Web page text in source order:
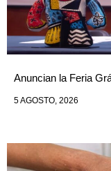
Anuncian la Feria
5 AGOSTO, 2026